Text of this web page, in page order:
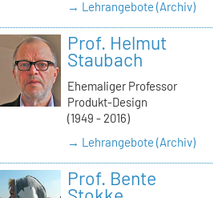
→ Lehrangebote (Archiv)
Prof. Helmut
Staubach
Ehemaliger Professor
Produkt-Design
(1949 - 2016)
→ Lehrangebote (Archiv)
Prof. Bente